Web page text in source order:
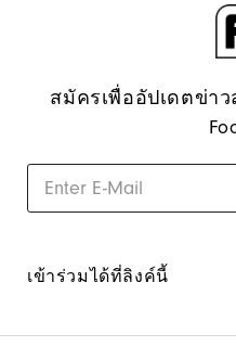
สมัครเพื่ออัปเดตข่า
เข้าร่วมได้ที่ลิงค์นี้